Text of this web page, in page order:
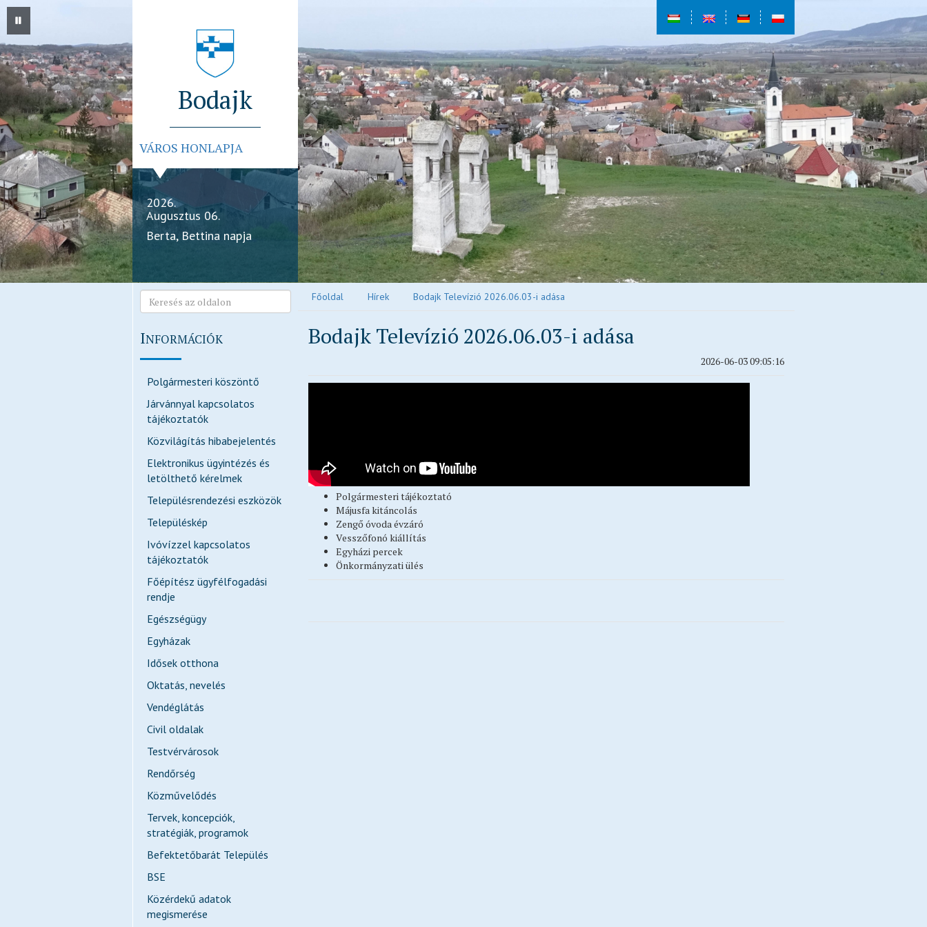
Bodajk
VÁROS HONLAPJA
2026.
Augusztus 06.
Berta, Bettina napja
INFORMÁCIÓK
Polgármesteri köszöntő
Járvánnyal kapcsolatos
tájékoztatók
Közvilágítás hibabejelentés
Elektronikus ügyintézés és
letölthető kérelmek
Településrendezési eszközök
Településkép
Ivóvízzel kapcsolatos
tájékoztatók
Főépítész ügyfélfogadási
rendje
Egészségügy
Egyházak
Idősek otthona
Oktatás, nevelés
Vendéglátás
Civil oldalak
Testvérvárosok
Rendőrség
Közművelődés
Tervek, koncepciók,
stratégiák, programok
Befektetőbarát Település
BSE
Közérdekű adatok
megismerése
Főoldal Hírek Bodajk Televízió 2026.06.03-i adása
Bodajk Televízió 2026.06.03-i adása
2026-06-03 09:05:16
Polgármesteri tájékoztató
Májusfa kitáncolás
Zengő óvoda évzáró
Vesszőfonó kiállítás
Egyházi percek
Önkormányzati ülés